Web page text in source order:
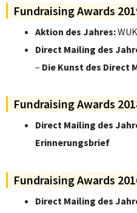
Fundraising Awards
Aktion des Jahres:
Direct Mailing des
– Die Kunst des Direct
Fundraising Awards
Direct Mailing des
Erinnerungsbrief
Fundraising Awards
Direct Mailing des